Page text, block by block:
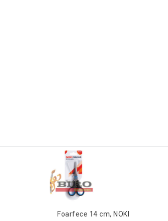
Foarfece 14 cm, NOKI